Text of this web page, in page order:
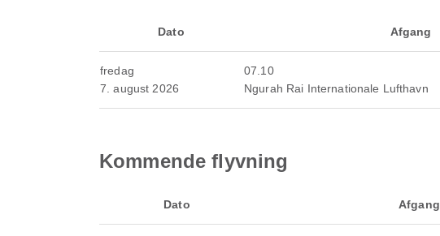
Dato Afgang
fredag
7. august 2026
07.10
Ngurah Rai Internationale Lufthavn
Kommende flyvning
Dato Afgang